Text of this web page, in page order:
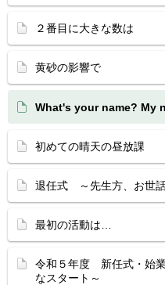
２番目に大きな数は
黄砂の影響で
What's your name? My
初めての晴天の昼放課
退任式 ～先生方、お世
最初の活動は…
令和５年度 新任式・始
なスタート～